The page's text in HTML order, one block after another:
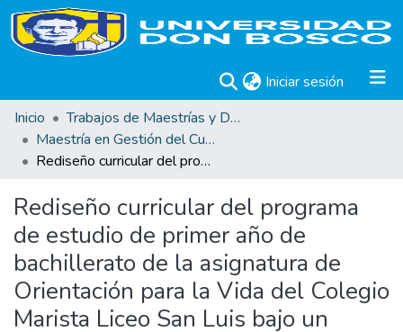
Iniciar sesión (current)
Inicio
Trabajos de Maestrías y Doctorados
Maestría en Gestión del Curriculum, Didáctica y Evaluación por Competencias
Rediseño curricular del programa de estudio de primer año de bachillerato de la asignatura de Orientación para la Vida del Colegio Marista Liceo San Luis bajo un enfoque por competencias
Rediseño curricular del programa
de estudio de primer año de
bachillerato de la asignatura de
Orientación para la Vida del Colegio
Marista Liceo San Luis bajo un